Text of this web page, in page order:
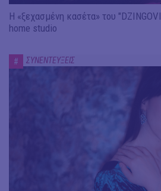
Η «ξεχασμένη κασέτα» του
home studio
# ΣΥΝΕΝΤΕΥΞΕΙΣ